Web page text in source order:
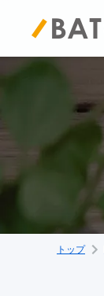
トップ